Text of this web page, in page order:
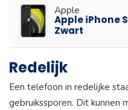
Apple
Apple iPhone
Zwart
Redelijk
Een telefoon in redelijke
gebruikssporen. Dit kunnen